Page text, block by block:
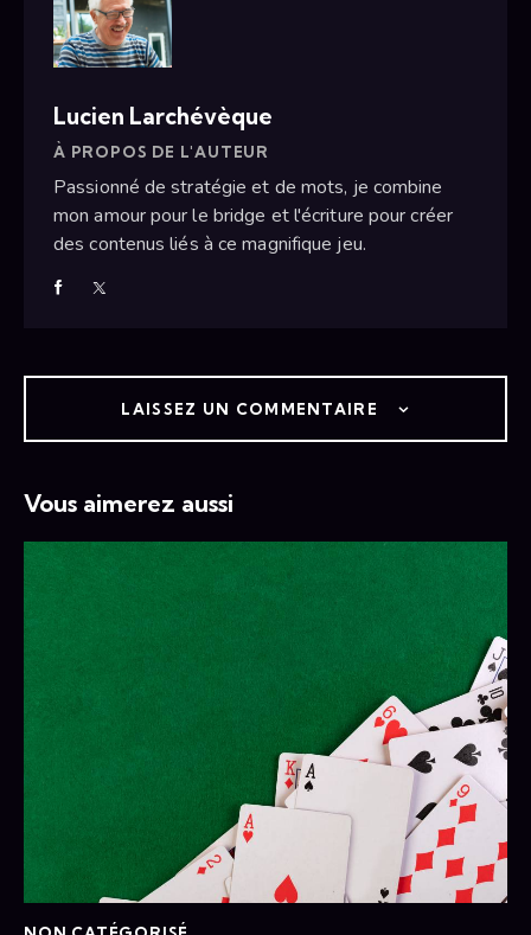
Lucien Larchévèque
À PROPOS DE L'AUTEUR
Passionné de stratégie et de mots, je combine
mon amour pour le bridge et l'écriture pour créer
des contenus liés à ce magnifique jeu.
LAISSEZ UN COMMENTAIRE
Vous aimerez aussi